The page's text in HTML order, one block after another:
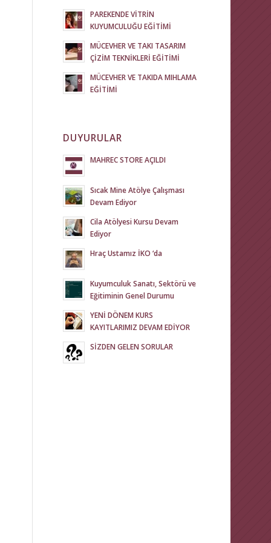
PAREKENDE VİTRİN
KUYUMCULUĞU EĞİTİMİ
MÜCEVHER VE TAKI TASARIM
ÇİZİM TEKNİKLERİ EĞİTİMİ
MÜCEVHER VE TAKIDA MIHLAMA
EĞİTİMİ
DUYURULAR
MAHREC STORE AÇILDI
Sıcak Mine Atölye Çalışması
Devam Ediyor
Cila Atölyesi Kursu Devam
Ediyor
Hraç Ustamız İKO ‘da
Kuyumculuk Sanatı, Sektörü ve
Eğitiminin Genel Durumu
YENİ DÖNEM KURS
KAYITLARIMIZ DEVAM EDİYOR
SİZDEN GELEN SORULAR